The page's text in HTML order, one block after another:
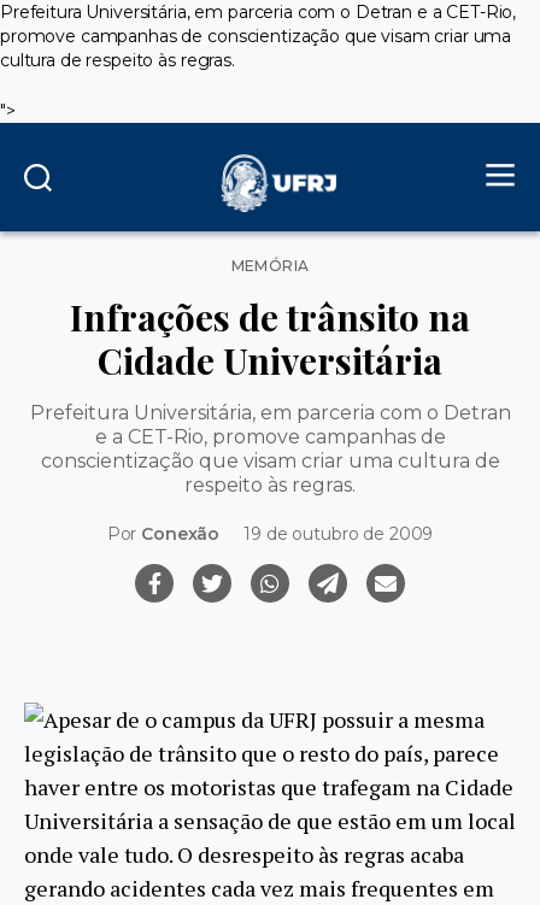
Prefeitura Universitária, em parceria com o Detran e a CET-Rio,
promove campanhas de conscientização que visam criar uma
cultura de respeito às regras.
">
Categorias
MEMÓRIA
Infrações de trânsito na
Cidade Universitária
Prefeitura Universitária, em parceria com o Detran
e a CET-Rio, promove campanhas de
conscientização que visam criar uma cultura de
respeito às regras.
Por Conexão 19 de outubro de 2009
Apesar de o campus da UFRJ possuir a mesma
legislação de trânsito que o resto do país, parece
haver entre os motoristas que trafegam na Cidade
Universitária a sensação de que estão em um local
onde vale tudo. O desrespeito às regras acaba
gerando acidentes cada vez mais frequentes em